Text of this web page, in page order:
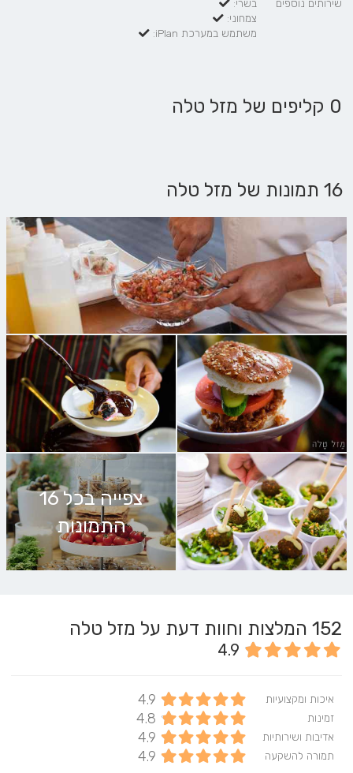
שירותים נוספים
בשרי:
צמחוני:
משתמש במערכת iPlan:
0 קליפים של מזל טלה
16 תמונות של מזל טלה
צפייה בכל 16
התמונות
152 המלצות וחוות דעת על מזל טלה
4.9
איכות ומקצועיות 4.9
זמינות 4.8
אדיבות ושירותיות 4.9
תמורה להשקעה 4.9